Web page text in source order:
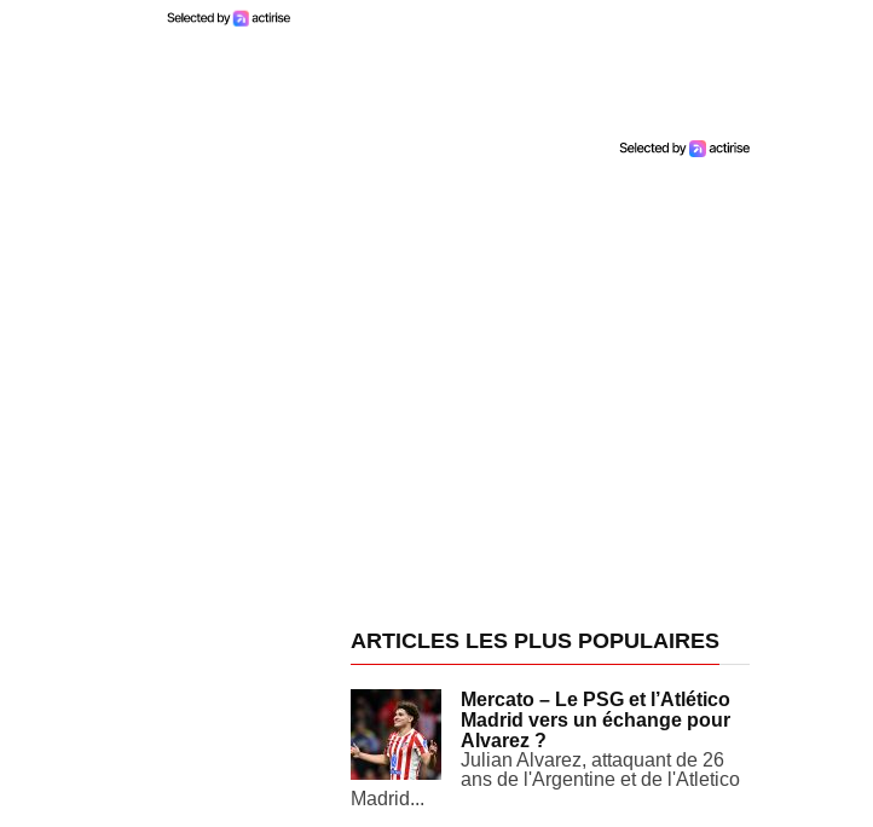
ARTICLES LES PLUS POPULAIRES
Mercato – Le PSG et l’Atlético
Madrid vers un échange pour
Alvarez ?
Julian Alvarez, attaquant de 26
ans de l'Argentine et de l'Atletico
Madrid...